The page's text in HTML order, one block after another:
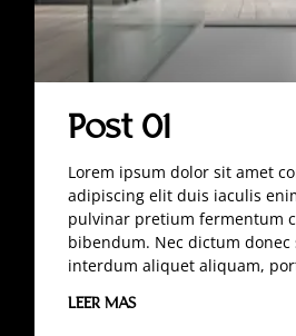
Post 01
Lorem ipsum dolor sit amet
adipiscing elit duis iaculis
pulvinar pretium fermentum
bibendum. Nec dictum
interdum aliquet aliquam,
LEER MAS